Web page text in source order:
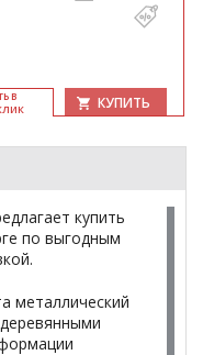
В
КУПИТЬ
купить
по выгодным
металлический